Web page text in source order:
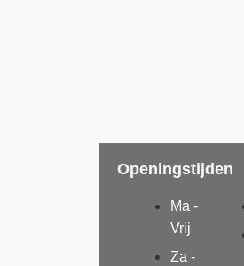
Openingstijden
Ma -
Vrij
Za -